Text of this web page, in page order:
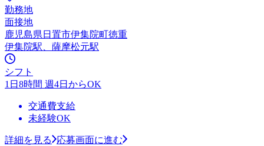
勤務地
面接地
鹿児島県日置市伊集院町徳重
伊集院駅、薩摩松元駅
シフト
1日8時間 週4日からOK
交通費支給
未経験OK
詳細を見る
応募画面に進む